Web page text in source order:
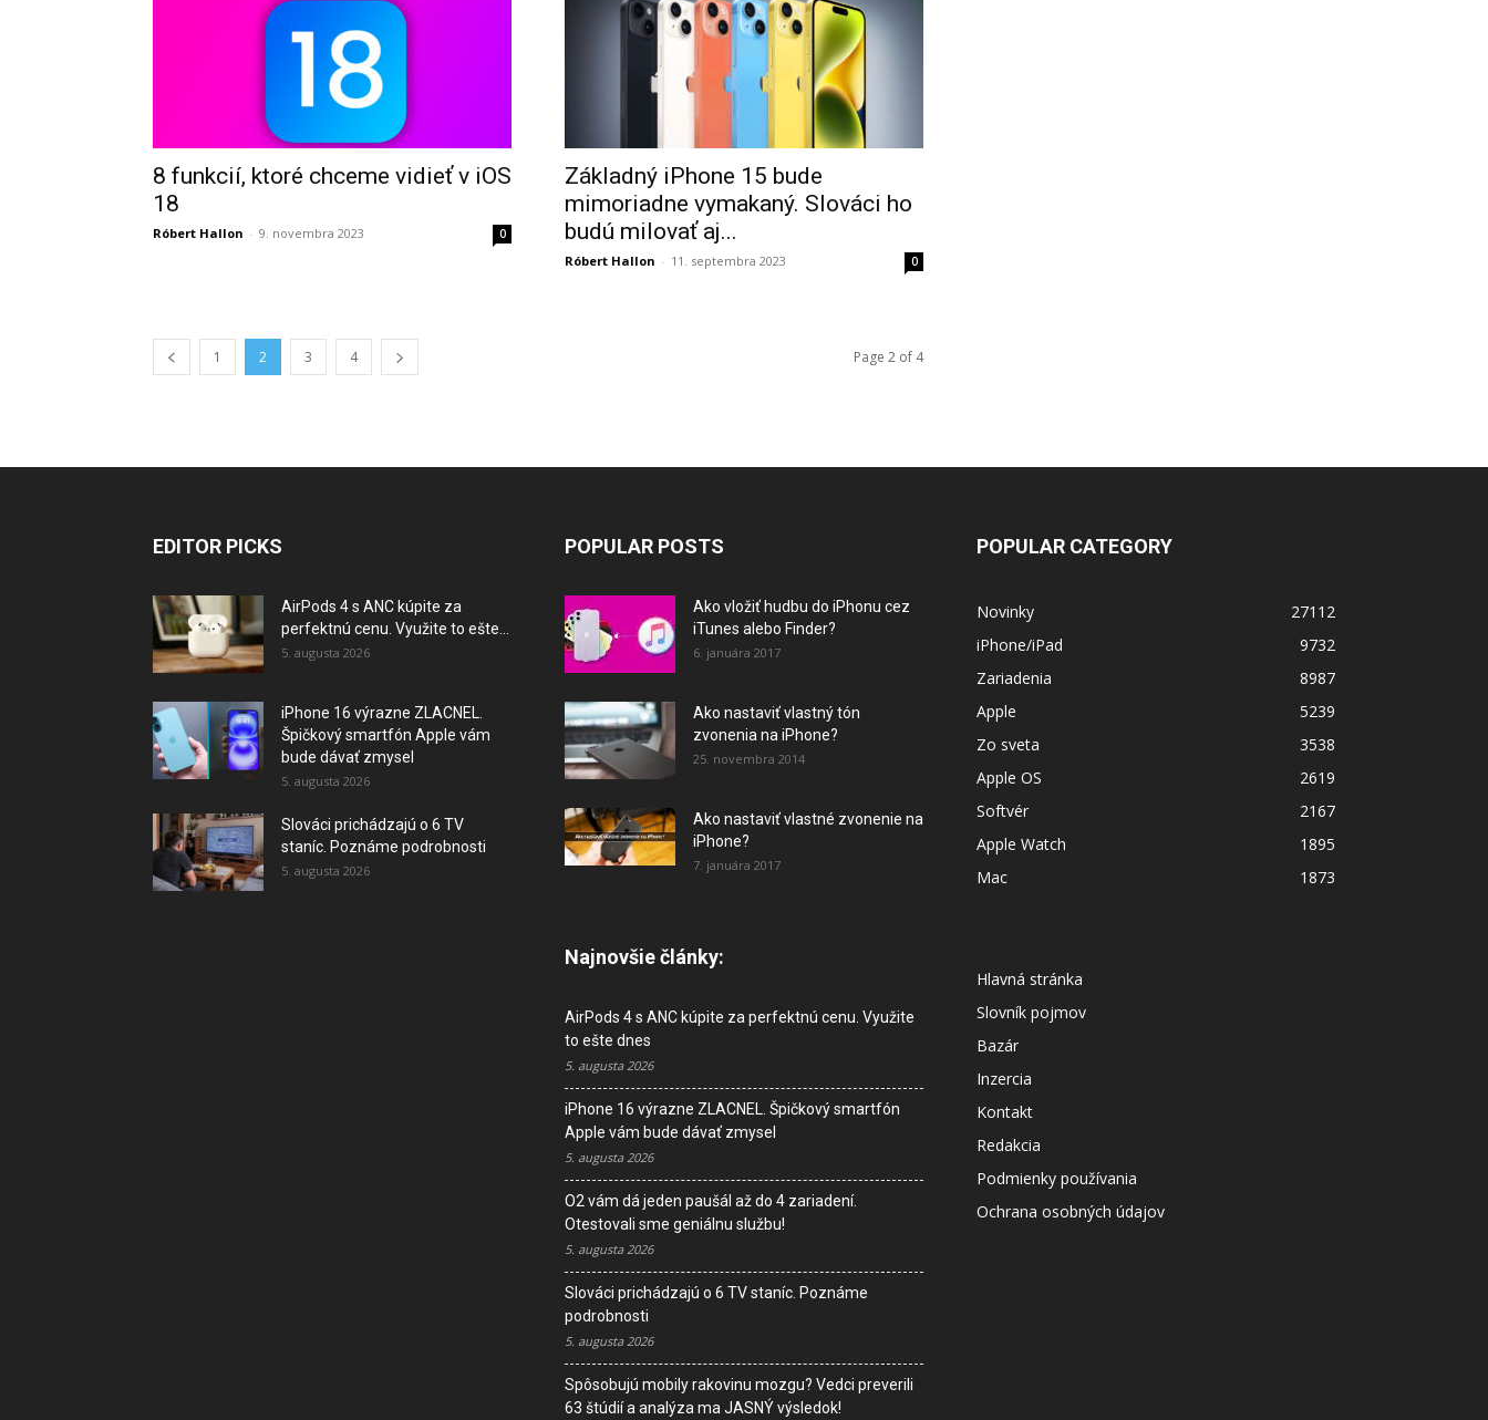
8 funkcií, ktoré chceme vidieť v iOS
18
Róbert Hallon - 9. novembra 2023 0
Základný iPhone 15 bude
mimoriadne vymakaný. Slováci ho
budú milovať aj...
Róbert Hallon - 11. septembra 2023 0
1 2 3 4 Page 2 of 4
EDITOR PICKS
AirPods 4 s ANC kúpite za
perfektnú cenu. Využite to ešte...
5. augusta 2026
iPhone 16 výrazne ZLACNEL.
Špičkový smartfón Apple vám
bude dávať zmysel
5. augusta 2026
Slováci prichádzajú o 6 TV
staníc. Poznáme podrobnosti
5. augusta 2026
POPULAR POSTS
Ako vložiť hudbu do iPhonu cez
iTunes alebo Finder?
6. januára 2017
Ako nastaviť vlastný tón
zvonenia na iPhone?
25. novembra 2014
Ako nastaviť vlastné zvonenie na
iPhone?
7. januára 2017
Najnovšie články:
AirPods 4 s ANC kúpite za perfektnú cenu. Využite
to ešte dnes
5. augusta 2026
iPhone 16 výrazne ZLACNEL. Špičkový smartfón
Apple vám bude dávať zmysel
5. augusta 2026
O2 vám dá jeden paušál až do 4 zariadení.
Otestovali sme geniálnu službu!
5. augusta 2026
Slováci prichádzajú o 6 TV staníc. Poznáme
podrobnosti
5. augusta 2026
Spôsobujú mobily rakovinu mozgu? Vedci preverili
63 štúdií a analýza ma JASNÝ výsledok!
POPULAR CATEGORY
Novinky
27112
iPhone/iPad
9732
Zariadenia
8987
Apple
5239
Zo sveta
3538
Apple OS
2619
Softvér
2167
Apple Watch
1895
Mac
1873
Hlavná stránka
Slovník pojmov
Bazár
Inzercia
Kontakt
Redakcia
Podmienky používania
Ochrana osobných údajov